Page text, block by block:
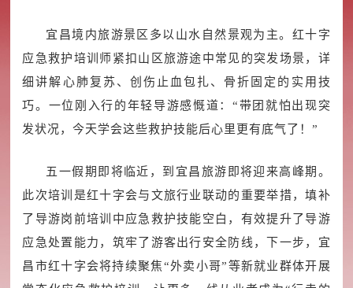
宜昌境内旅游景区多以山水自然景观为主。红十字
应急救护培训师紧扣山区旅游途中常见的突发场景，详
细讲解心肺复苏、创伤止血包扎、骨折固定的实用技
巧。一位刚入行的年轻导游感慨道：“带团就怕出现突
发状况，今天学会这些救护技能后心里更有底气了！”
五一假期即将临近，到宜昌旅游即将迎来高峰期。
此次培训是红十字会与文旅行业联动的重要举措，填补
了导游岗前培训中应急救护技能空白，有效提升了导游
应急处置能力，筑牢了游客出行安全防线，下一步，宜
昌市红十字会将持续聚焦“外卖小哥”等新就业群体开展